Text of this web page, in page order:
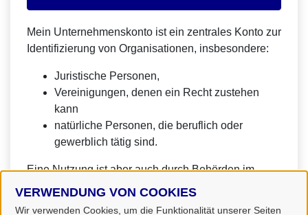
VERWENDUNG VON COOKIES
Wir verwenden Cookies, um die Funktionalität unserer Seiten
Mein Unternehmenskonto ist ein zentrales Konto zur
Identifizierung von Organisationen, insbesondere:
Juristische Personen,
Vereinigungen, denen ein Recht zustehen
kann
natürliche Personen, die beruflich oder
gewerblich tätig sind.
Eine Nutzung ist aber auch durch Behörden im
Sinne von § 1 Abs. 4 Verwaltungsverfahrensgesetz